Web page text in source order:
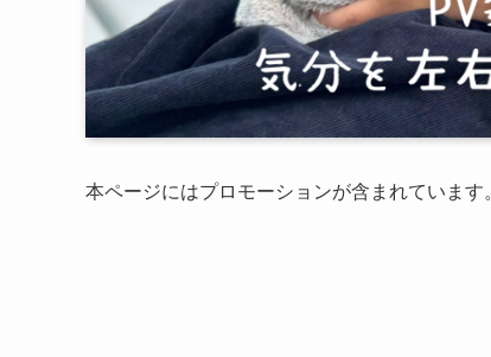
本ページにはプロモーションが含まれています。